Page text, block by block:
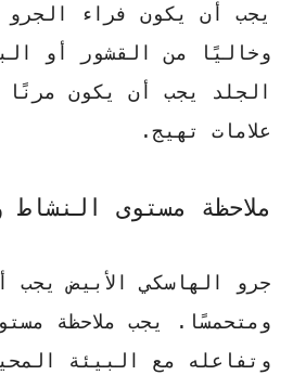
يجب أن يكون فراء الجرو
وخاليًا من القشور أو
الجلد يجب أن يكون
علامات تهيج.
ملاحظة مستوى النشاط
جرو الهاسكي الأبيض يجب
ومتحمسًا. يجب ملاحظة
وتفاعله مع البيئة